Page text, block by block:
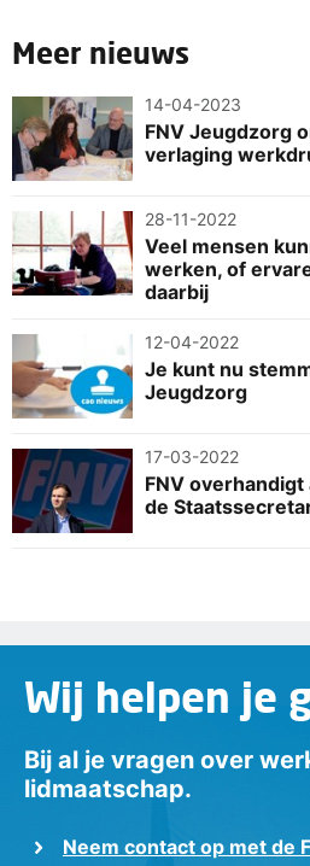
Meer nieuws
14-04-2023
FNV Jeugdzorg
verlaging
28-11-2022
Veel mensen
werken, of
daarbij
12-04-2022
Je kunt nu
Jeugdzorg
17-03-2022
FNV
de
Wij helpen je
Bij al je vragen over
lidmaatschap.
Neem contact op met de